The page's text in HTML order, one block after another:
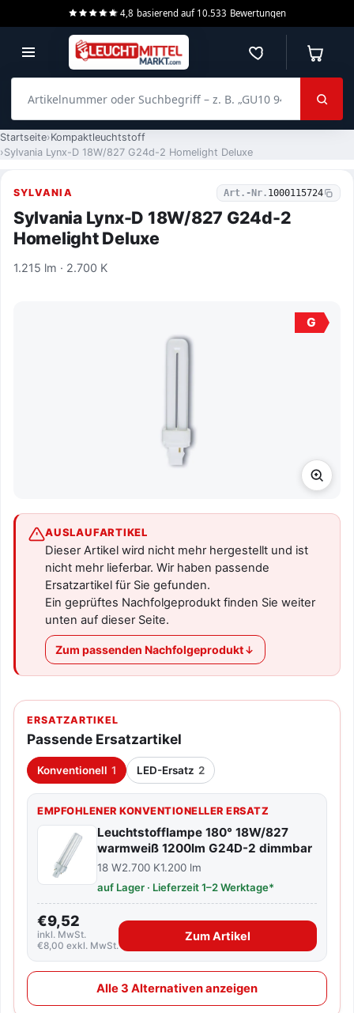
4,8 basierend auf 10.533 Bewertungen
Merkzettel
Startseite Kompaktleuchtstoff
Sylvania Lynx-D 18W/827 G24d-2 Homelight Deluxe
SYLVANIA Art.-Nr. 1000115724
Sylvania Lynx-D 18W/827 G24d-2
Homelight Deluxe
1.215 lm · 2.700 K
G
AUSLAUFARTIKEL
Dieser Artikel wird nicht mehr hergestellt und ist
nicht mehr lieferbar. Wir haben passende
Ersatzartikel für Sie gefunden.
Ein geprüftes Nachfolgeprodukt finden Sie weiter
unten auf dieser Seite.
Zum passenden Nachfolgeprodukt
ERSATZARTIKEL
Passende Ersatzartikel
Konventionell 1 LED-Ersatz 2
EMPFOHLENER KONVENTIONELLER ERSATZ
Leuchtstofflampe 180° 18W/827
warmweiß 1200lm G24D-2 dimmbar
18 W2.700 K1.200 lm
auf Lager · Lieferzeit 1–2 Werktage*
€9,52
inkl. MwSt.
€8,00 exkl. MwSt.
Zum Artikel
Alle 3 Alternativen anzeigen